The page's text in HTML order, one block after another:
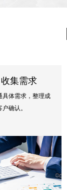
收集需求
具体需求，整理成
确认。